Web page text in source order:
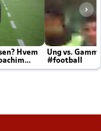
Hvem
Ung vs.
#football